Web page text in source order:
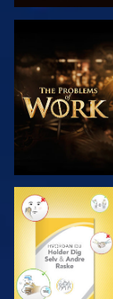
UDFORSK
SERIEN
SE